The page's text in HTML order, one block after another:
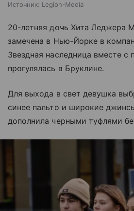
Источник: Legion-Media
20-летняя дочь Хита Леджера
замечена в Нью-Йорке в
Звездная наследница вместе с
прогулялась в Бруклине.
Для выхода в свет девушка
синее пальто и широкие
дополнила черными туфлями